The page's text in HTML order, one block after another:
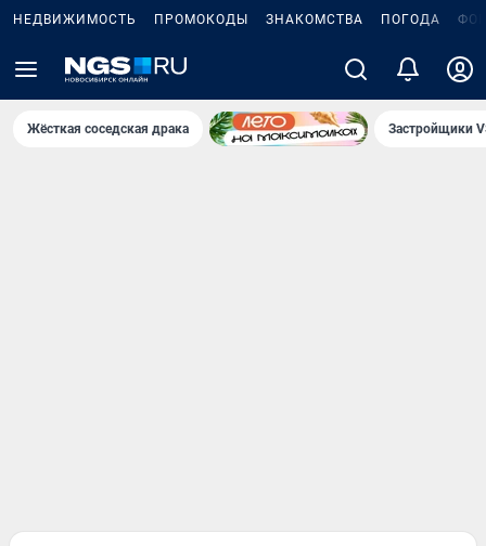
НЕДВИЖИМОСТЬ ПРОМОКОДЫ ЗНАКОМСТВА ПОГОДА
Жёсткая соседская драка Застройщики